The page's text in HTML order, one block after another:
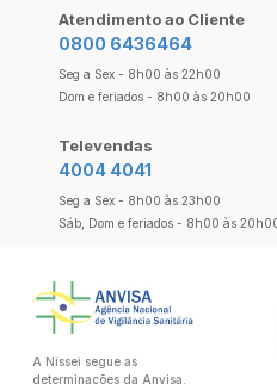
Atendimento ao Cliente
0800 6436464
Seg a Sex - 8h00 às 22h00
Dom e feriados - 8h00 às 20h00
Televendas
4004 4041
Seg a Sex - 8h00 às 23h00
Sáb, Dom e feriados - 8h00 às
A Nissei segue as
determinações da Anvisa.